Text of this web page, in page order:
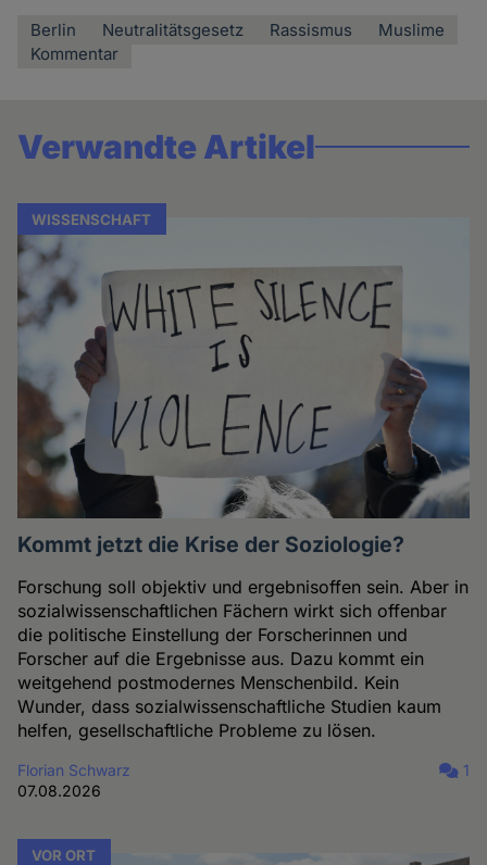
Berlin Neutralitätsgesetz Rassismus
Muslime
Kommentar
Verwandte Artikel
WISSENSCHAFT
Kommt jetzt die Krise der Soziologie?
Forschung soll objektiv und ergebnisoffen sein. Aber in
sozialwissenschaftlichen Fächern wirkt sich offenbar
die politische Einstellung der Forscherinnen und
Forscher auf die Ergebnisse aus. Dazu kommt ein
weitgehend postmodernes Menschenbild. Kein
Wunder, dass sozialwissenschaftliche Studien kaum
helfen, gesellschaftliche Probleme zu lösen.
Florian Schwarz
07.08.2026
1
VOR ORT